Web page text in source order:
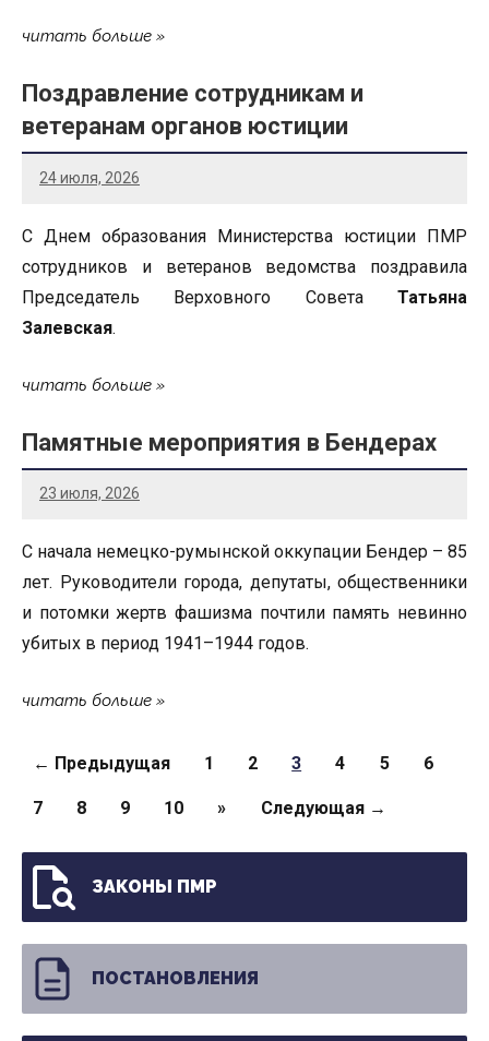
читать больше
Поздравление сотрудникам и
ветеранам органов юстиции
24 июля, 2026
С Днем образования Министерства юстиции ПМР
сотрудников и ветеранов ведомства поздравила
Председатель Верховного Совета Татьяна
Залевская.
читать больше
Памятные мероприятия в Бендерах
23 июля, 2026
С начала немецко-румынской оккупации Бендер – 85
лет. Руководители города, депутаты, общественники
и потомки жертв фашизма почтили память невинно
убитых в период 1941–1944 годов.
читать больше
Страницы
← Предыдущая 1 2 3 4 5 6
7 8 9 10 » Следующая →
ЗАКОНЫ ПМР
ПОСТАНОВЛЕНИЯ